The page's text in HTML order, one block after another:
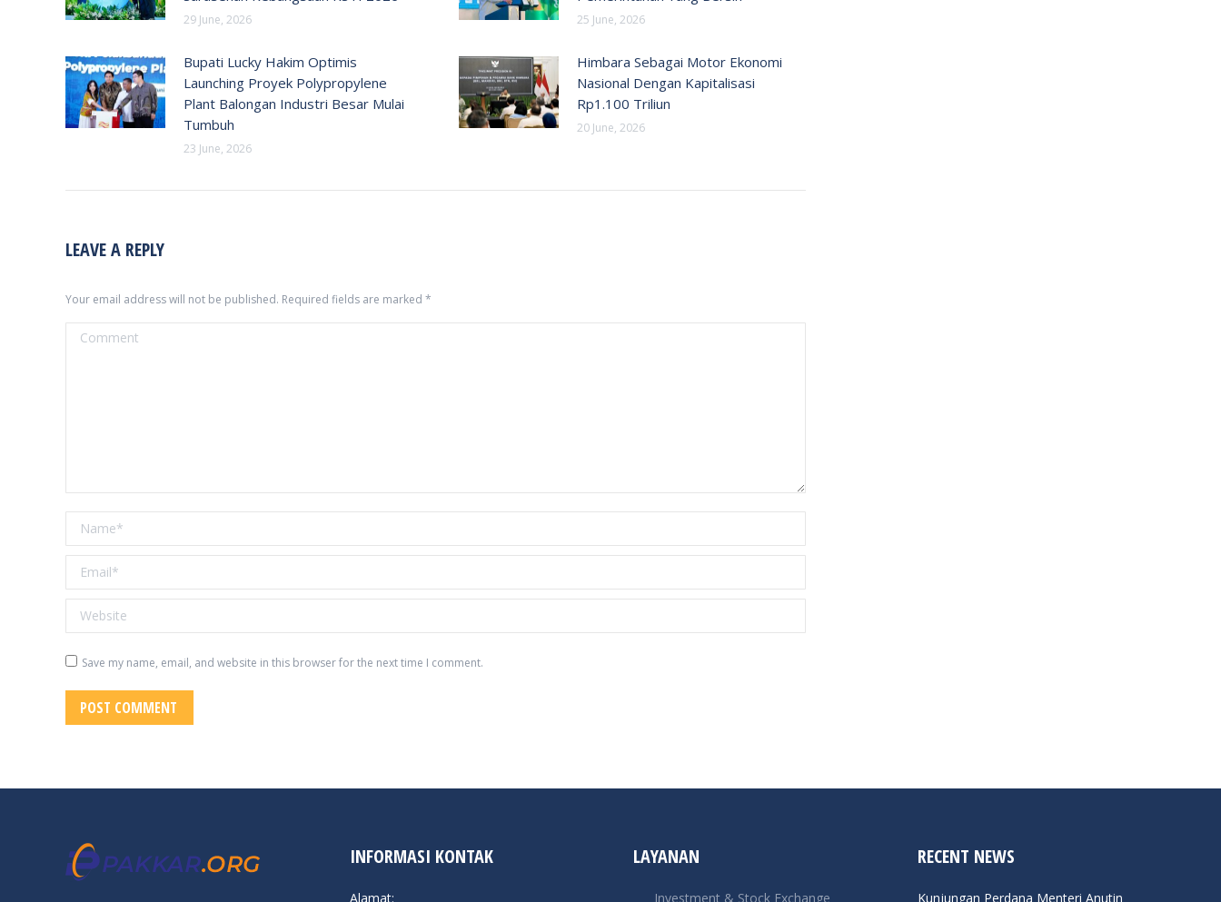
29 June, 2026 25 June, 2026
Bupati Lucky Hakim Optimis
Launching Proyek Polypropylene
Plant Balongan Industri Besar Mulai
Tumbuh
23 June, 2026
Himbara Sebagai Motor Ekonomi
Nasional Dengan Kapitalisasi
Rp1.100 Triliun
20 June, 2026
LEAVE A REPLY
Your email address will not be published. Required fields are marked *
Comment
Name *
Email *
Website
Save my name, email, and website in this browser for the next time I comment.
POST COMMENT
INFORMASI KONTAK
Alamat:
LAYANAN
Investment & Stock Exchange
RECENT NEWS
Kunjungan Perdana Menteri Anutin